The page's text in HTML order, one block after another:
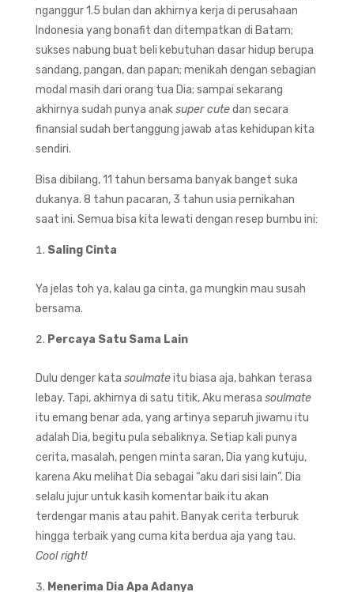
nganggur 1.5 bulan dan akhirnya kerja di perusahaan
Indonesia yang bonafit dan ditempatkan di Batam;
sukses nabung buat beli kebutuhan dasar hidup berupa
sandang, pangan, dan papan; menikah dengan sebagian
modal masih dari orang tua Dia; sampai sekarang
akhirnya sudah punya anaksuper cutedan secara
finansial sudah bertanggung jawab atas kehidupan kita
sendiri.
Bisa dibilang, 11 tahun bersama banyak banget suka
dukanya. 8 tahun pacaran, 3 tahun usia pernikahan
saat ini. Semua bisa kita lewati dengan resep bumbu ini:
Saling Cinta
Ya jelas toh ya, kalau ga cinta, ga mungkin mau susah
bersama.
Percaya Satu Sama Lain
Dulu denger kata soulmateitu biasa aja, bahkan terasa
lebay. Tapi, akhirnya di satu titik, Aku merasa soulmate
itu emang benar ada, yang artinya separuh jiwamu itu
adalah Dia, begitu pula sebaliknya. Setiap kali punya
cerita, masalah, pengen minta saran, Dia yang kutuju,
karena Aku melihat Dia sebagai “aku dari sisi lain”. Dia
selalu jujur untuk kasih komentar baik itu akan
terdengar manis atau pahit. Banyak cerita terburuk
hingga terbaik yang cuma kita berdua aja yang tau.
Cool right!
Menerima Dia Apa Adanya